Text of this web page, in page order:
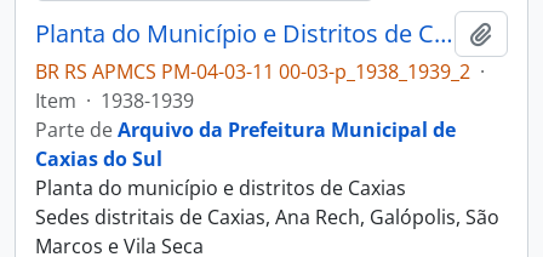
Planta do Município e Distritos de Caxias
BR RS APMCS PM-04-03-11 00-03-p_1938_1939_2 ·
Item · 1938-1939
Parte deArquivo da Prefeitura Municipal de
Caxias do Sul
Planta do município e distritos de Caxias
Sedes distritais de Caxias, Ana Rech, Galópolis, São
Marcos e Vila Seca